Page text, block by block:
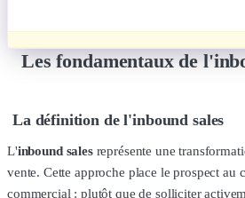
Les fondamentaux de
La définition de l'inbound sales
L'inbound salesreprésente une
vente. Cette approche place le prospect au
commercial : plutôt que de solliciter